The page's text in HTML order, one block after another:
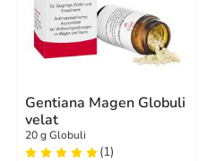
Gentiana Magen Globuli
velat
20 g Globuli
(1)